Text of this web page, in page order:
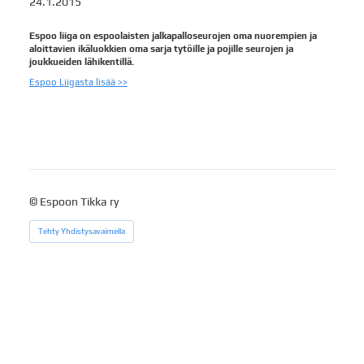
Espoo liiga on espoolaisten jalkapalloseurojen oma nuorempien ja
aloittavien ikäluokkien oma sarja tytöille ja pojille seurojen ja
joukkueiden lähikentillä.
Espoo Liigasta lisää >>
© Espoon Tikka ry
Tehty Yhdistysavaimella